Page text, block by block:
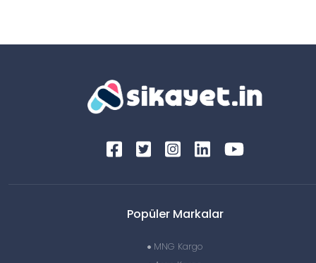
Popüler Markalar
MNG Kargo